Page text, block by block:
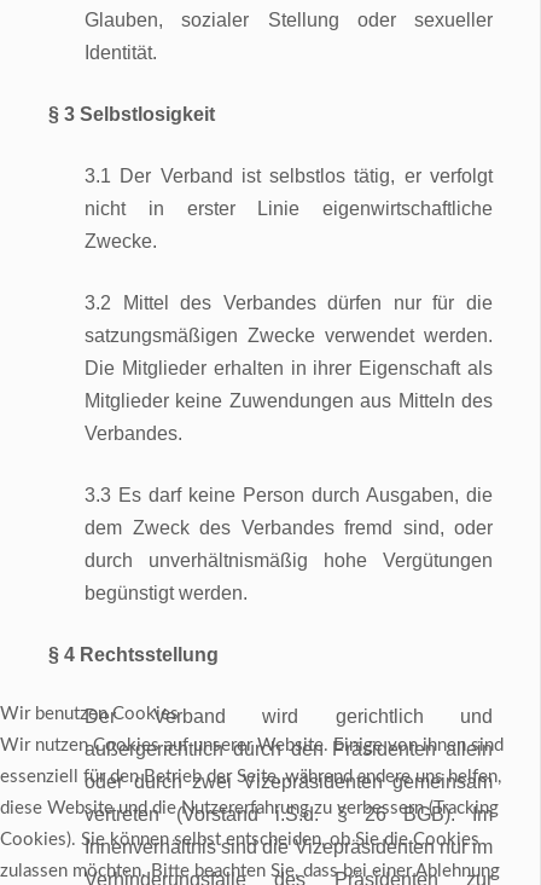
Glauben, sozialer Stellung oder sexueller
Identität.
§ 3 Selbstlosigkeit
3.1 Der Verband ist selbstlos tätig, er verfolgt
nicht in erster Linie eigenwirtschaftliche
Zwecke.
3.2 Mittel des Verbandes dürfen nur für die
satzungsmäßigen Zwecke verwendet werden.
Die Mitglieder erhalten in ihrer Eigenschaft als
Mitglieder keine Zuwendungen aus Mitteln des
Verbandes.
3.3 Es darf keine Person durch Ausgaben, die
dem Zweck des Verbandes fremd sind, oder
durch unverhältnismäßig hohe Vergütungen
begünstigt werden.
§ 4 Rechtsstellung
Der Verband wird gerichtlich und
außergerichtlich durch den Präsidenten allein
oder durch zwei Vizepräsidenten gemeinsam
vertreten (Vorstand i.S.d. § 26 BGB). Im
Innenverhältnis sind die Vizepräsidenten nur im
Verhinderungsfalle des Präsidenten zur
Wir benutzen Cookies
Wir nutzen Cookies auf unserer Website. Einige von ihnen sind
essenziell für den Betrieb der Seite, während andere uns helfen,
diese Website und die Nutzererfahrung zu verbessern (Tracking
Cookies). Sie können selbst entscheiden, ob Sie die Cookies
zulassen möchten. Bitte beachten Sie, dass bei einer Ablehnung